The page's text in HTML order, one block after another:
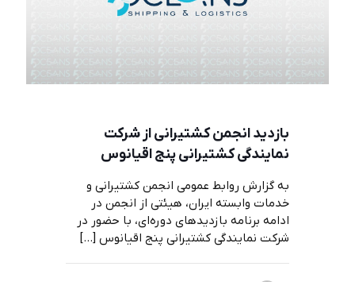
بازدید انجمن کشتیرانی از شرکت
نمایندگی کشتیرانی پنج اقیانوس
به گزارش روابط‌ عمومی انجمن کشتیرانی و
خدمات وابسته ایران، هیئتی از انجمن در
ادامه برنامه بازدیدهای دوره‌ای، با حضور در
شرکت نمایندگی کشتیرانی پنج اقیانوس […]